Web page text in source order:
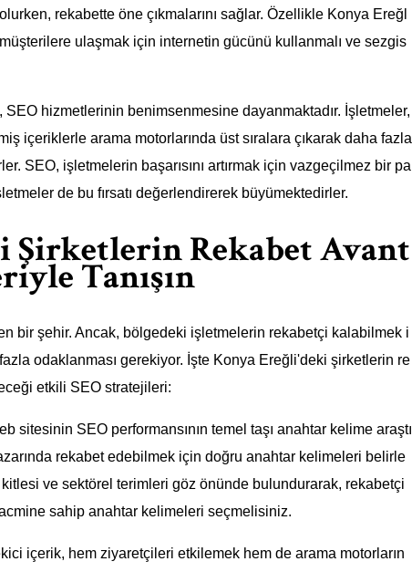
rekabette öne çıkmalarını sağlar. Özellikle Konya Ereğl
ulaşmak için internetin gücünü kullanmalı ve sezgis
hizmetlerinin benimsenmesine dayanmaktadır. İşletmeler,
içeriklerle arama motorlarında üst sıralara çıkarak daha fazla
SEO, işletmelerin başarısını artırmak için vazgeçilmez bir pa
de bu fırsatı değerlendirerek büyümektedirler.
Şirketlerin Rekabet Avant
Tanışın
bir şehir. Ancak, bölgedeki işletmelerin rekabetçi kalabilmek i
odaklanması gerekiyor. İşte Konya Ereğli'deki şirketlerin re
etkili SEO stratejileri:
sitesinin SEO performansının temel taşı anahtar kelime araştı
rekabet edebilmek için doğru anahtar kelimeleri belirle
ve sektörel terimleri göz önünde bulundurarak, rekabetçi
sahip anahtar kelimeleri seçmelisiniz.
içerik, hem ziyaretçileri etkilemek hem de arama motorların